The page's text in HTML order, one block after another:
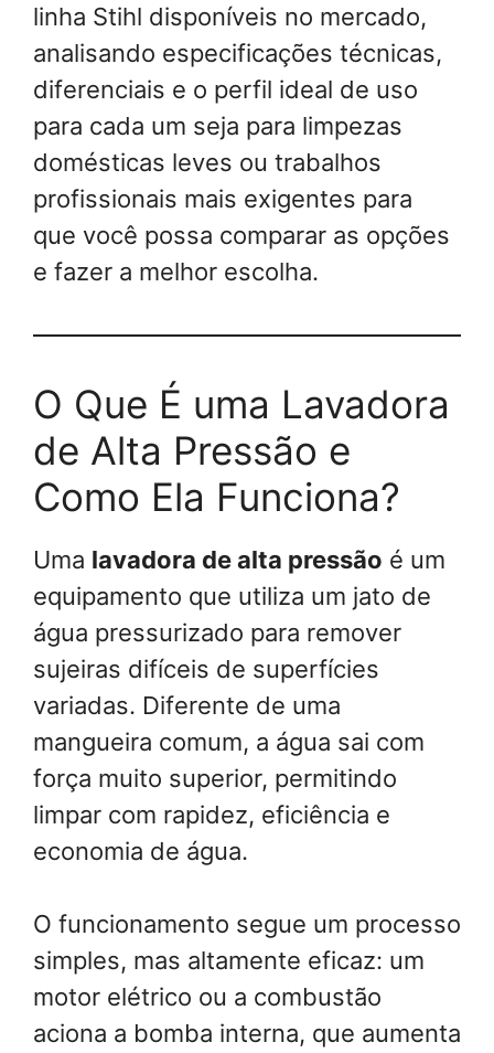
linha Stihl disponíveis no mercado,
analisando especificações técnicas,
diferenciais e o perfil ideal de uso
para cada um seja para limpezas
domésticas leves ou trabalhos
profissionais mais exigentes para
que você possa comparar as opções
e fazer a melhor escolha.
O Que É uma Lavadora
de Alta Pressão e
Como Ela Funciona?
Uma lavadora de alta pressão é um
equipamento que utiliza um jato de
água pressurizado para remover
sujeiras difíceis de superfícies
variadas. Diferente de uma
mangueira comum, a água sai com
força muito superior, permitindo
limpar com rapidez, eficiência e
economia de água.
O funcionamento segue um processo
simples, mas altamente eficaz: um
motor elétrico ou a combustão
aciona a bomba interna, que aumenta